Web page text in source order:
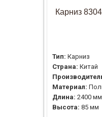
Карниз
Тип: Карниз
Страна: Китай
Материал:
Длина: 2400 мм
Высота: 85 мм